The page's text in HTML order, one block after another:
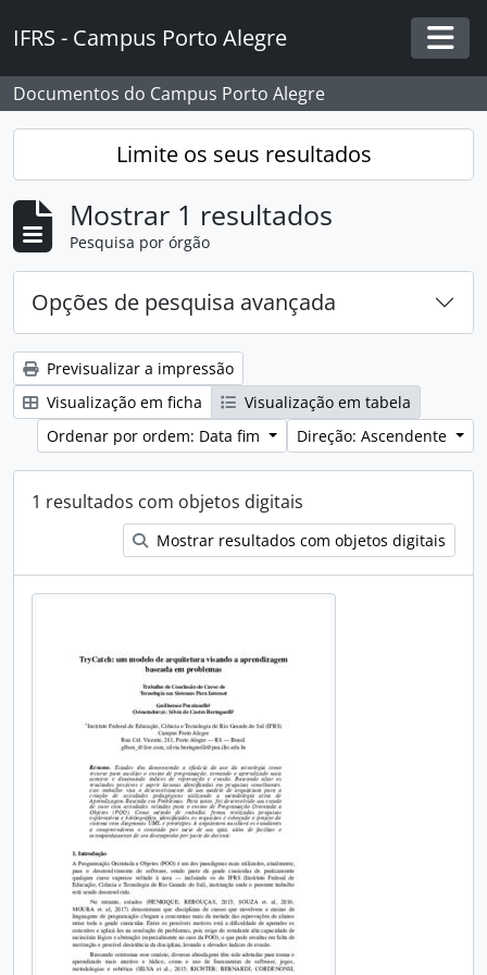
IFRS - Campus Porto Alegre
Documentos do Campus Porto Alegre
Limite os seus resultados
Mostrar 1 resultados
Pesquisa por órgão
Opções de pesquisa avançada
Previsualizar a impressão
Visualização em ficha
Visualização em tabela
Ordenar por ordem: Data fim
Direção: Ascendente
1 resultados com objetos digitais
Mostrar resultados com objetos digitais